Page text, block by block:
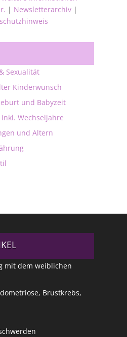
| Newsletterarchiv|
Sexualität
Kinderwunsch
und Babyzeit
Wechseljahre
und Altern
mit dem weiblichen
Brustkrebs,